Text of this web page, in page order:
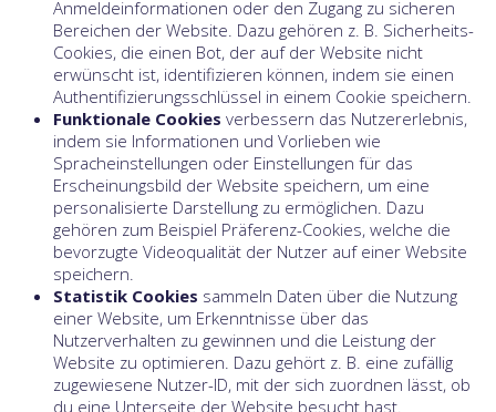
Anmeldeinformationen oder den Zugang zu sicheren
Bereichen der Website. Dazu gehören z. B. Sicherheits-
Cookies, die einen Bot, der auf der Website nicht
erwünscht ist, identifizieren können, indem sie einen
Authentifizierungsschlüssel in einem Cookie speichern.
Funktionale Cookies verbessern das Nutzererlebnis,
indem sie Informationen und Vorlieben wie
Spracheinstellungen oder Einstellungen für das
Erscheinungsbild der Website speichern, um eine
personalisierte Darstellung zu ermöglichen. Dazu
gehören zum Beispiel Präferenz-Cookies, welche die
bevorzugte Videoqualität der Nutzer auf einer Website
speichern.
Statistik Cookies sammeln Daten über die Nutzung
einer Website, um Erkenntnisse über das
Nutzerverhalten zu gewinnen und die Leistung der
Website zu optimieren. Dazu gehört z. B. eine zufällig
zugewiesene Nutzer-ID, mit der sich zuordnen lässt, ob
du eine Unterseite der Website besucht hast.